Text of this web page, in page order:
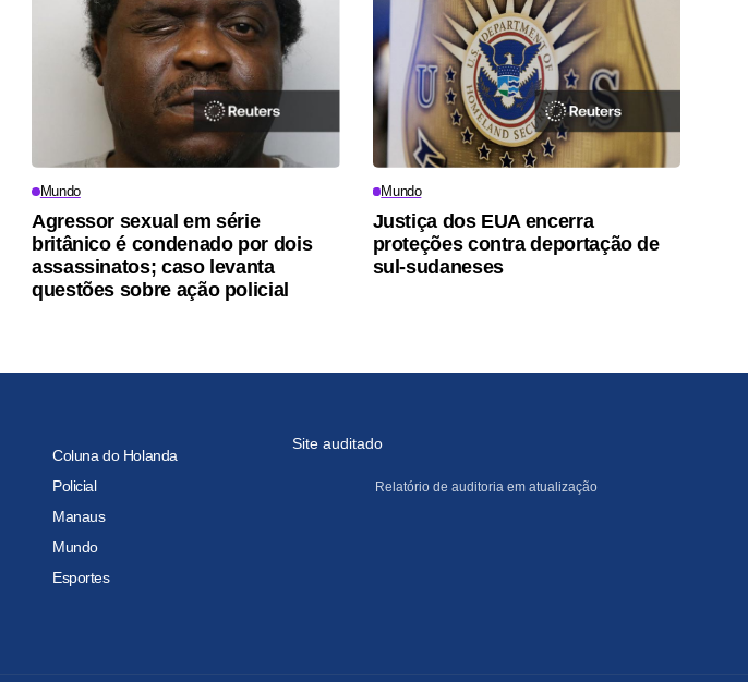
Mundo
Agressor sexual em série
britânico é condenado por dois
assassinatos; caso levanta
questões sobre ação policial
Mundo
Justiça dos EUA encerra
proteções contra deportação de
sul-sudaneses
Coluna do Holanda
Policial
Manaus
Mundo
Esportes
Site auditado
Relatório de auditoria em atualização